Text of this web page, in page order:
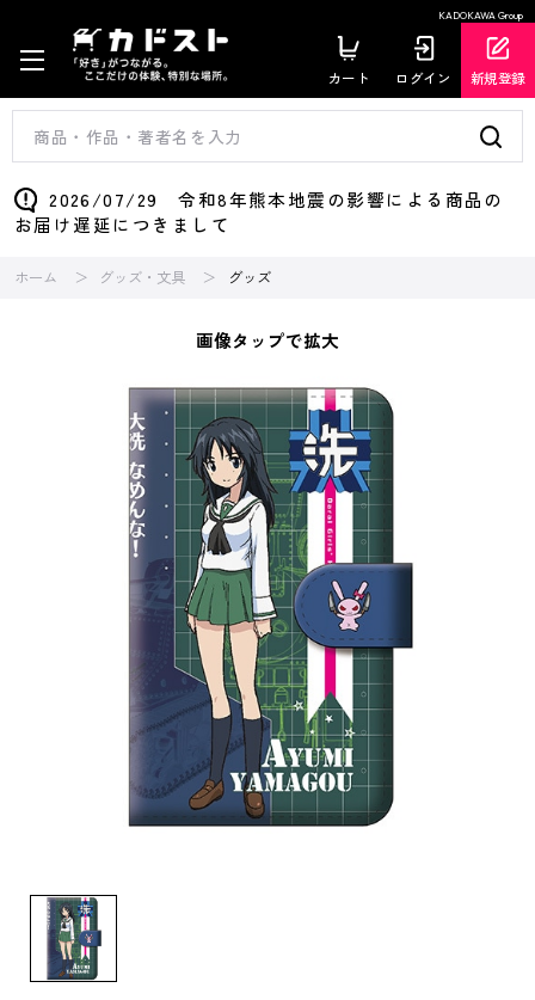
KADOKAWA Group
カート ログイン 新規登録
2026/07/29 令和8年熊本地震の影響による商品の
お届け遅延につきまして
ホーム グッズ・文具 グッズ
画像タップで拡大